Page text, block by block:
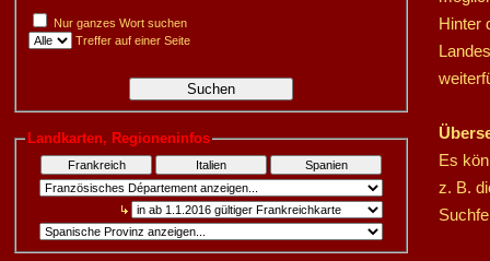
Nur ganzes Wort suchen
Treffer auf einer Seite
Suchen
Landkarten, Regioneninfos
Frankreich Italien Spanien
Hinter
Es
z. B.